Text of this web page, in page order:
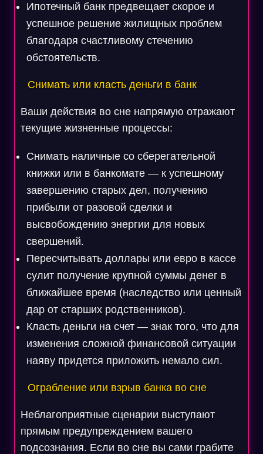
Ипотечный банк предвещает скорое и
успешное решение жилищных проблем
благодаря счастливому стечению
обстоятельств.
Снимать или класть деньги в банк
Ваши действия во сне напрямую отражают
текущие жизненные процессы:
Снимать наличные со сберегательной
книжки или в банкомате — к успешному
завершению старых дел, получению
прибыли от разовой сделки и
высвобождению энергии для новых
свершений.
Пересчитывать доллары или евро в кассе
сулит получение крупной суммы денег в
ближайшее время (наследство или ценный
дар от старших родственников).
Класть деньги на счет — знак того, что для
изменения сложной финансовой ситуации
наяву придется приложить немало сил.
Ограбление или взрыв банка во сне
Неблагоприятные сценарии выступают
прямым предупреждением вашего
подсознания. Если во сне вы сами грабите